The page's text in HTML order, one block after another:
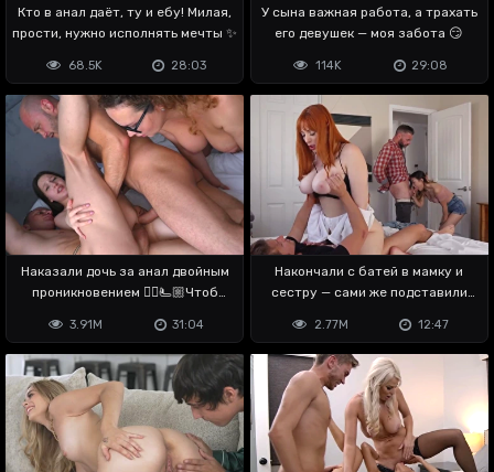
Кто в анал даёт, ту и ебу! Милая,
прости, нужно исполнять мечты ✨
28:03
68.5K
У сына важная работа, а трахать
его девушек — моя забота 😏
29:08
114K
Наказали дочь за анал двойным
проникновением ✊🏼🫷🏼Чтоб
31:04
3.91M
Накончали с батей в мамку и
сестру — сами же подставили
12:47
2.77M